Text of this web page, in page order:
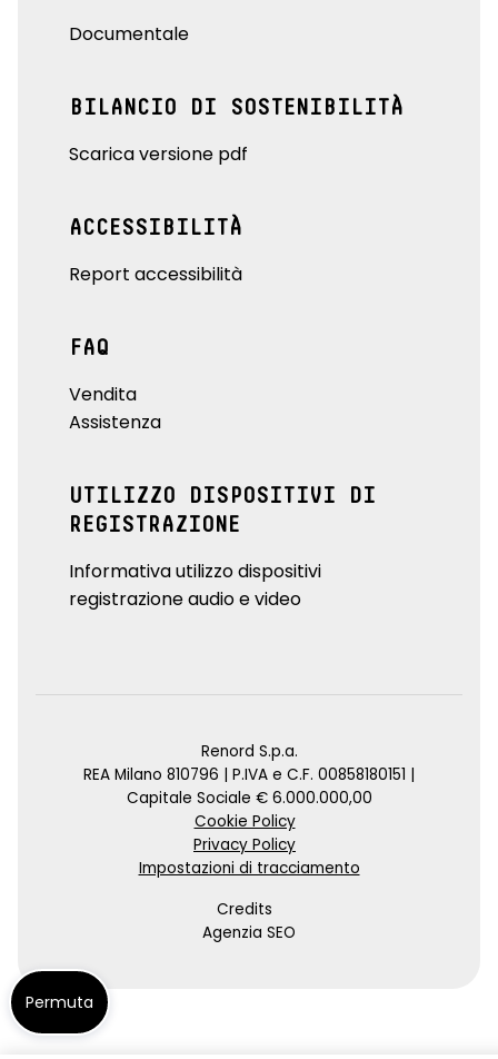
Documentale
BILANCIO DI SOSTENIBILITÀ
Scarica versione pdf
ACCESSIBILITÀ
Report accessibilità
FAQ
Vendita
Assistenza
UTILIZZO DISPOSITIVI DI
REGISTRAZIONE
Informativa utilizzo dispositivi
registrazione audio e video
Renord S.p.a.
REA Milano 810796 | P.IVA e C.F. 00858180151 |
Capitale Sociale € 6.000.000,00
Cookie Policy
Privacy Policy
Impostazioni di tracciamento
Credits
Agenzia SEO
Permuta